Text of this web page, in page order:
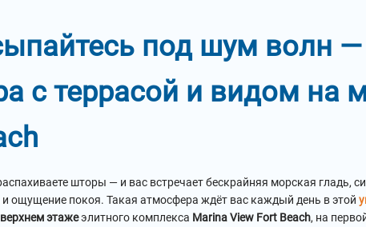
под шум волн —
с террасой и видом на
шторы — и вас встречает бескрайняя морская гладь,
и ощущение покоя. Такая атмосфера ждёт вас каждый день в этой
верхнем этажеэлитного комплекса Marina View Fort Beach, на